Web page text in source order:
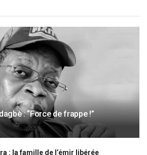
: “Force de frappe !”
: la famille de l’émir libérée